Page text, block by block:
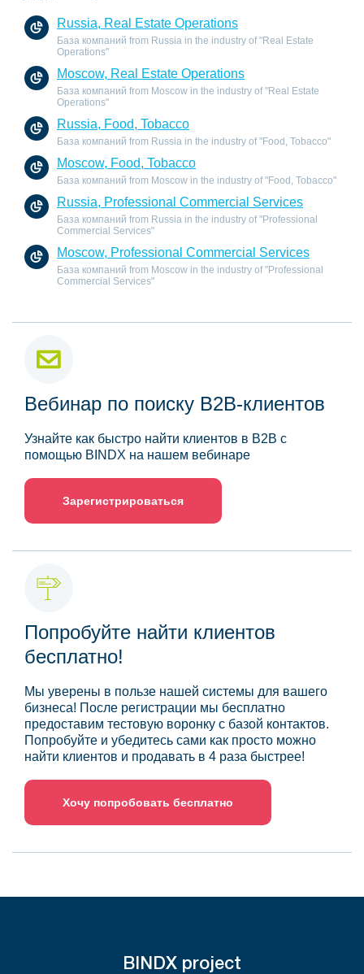
Russia, Real Estate Operations
База компаний from Russia in the industry of "Real Estate
Operations"
Moscow, Real Estate Operations
База компаний from Moscow in the industry of "Real Estate
Operations"
Russia, Food, Tobacco
База компаний from Russia in the industry of "Food, Tobacco"
Moscow, Food, Tobacco
База компаний from Moscow in the industry of "Food, Tobacco"
Russia, Professional Commercial Services
База компаний from Russia in the industry of "Professional
Commercial Services"
Moscow, Professional Commercial Services
База компаний from Moscow in the industry of "Professional
Commercial Services"
Вебинар по поиску B2B-клиентов
Узнайте как быстро найти клиентов в B2B с
помощью BINDX на нашем вебинаре
Зарегистрироваться
Попробуйте найти клиентов
бесплатно!
Мы уверены в пользе нашей системы для вашего
бизнеса! После регистрации мы бесплатно
предоставим тестовую воронку с базой контактов.
Попробуйте и убедитесь сами как просто можно
найти клиентов и продавать в 4 раза быстрее!
Хочу попробовать бесплатно
BINDX project